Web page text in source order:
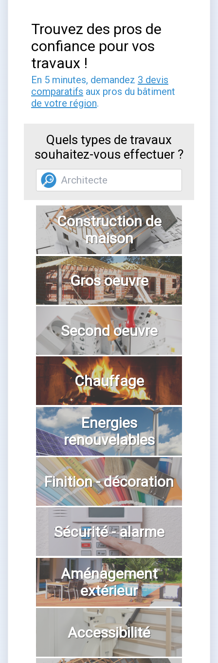
Trouvez des pros de
confiance pour vos
travaux !
En 5 minutes, demandez 3 devis
comparatifs aux pros du bâtiment
de votre région.
Quels types de travaux
souhaitez-vous effectuer ?
Construction de
maison
Gros oeuvre
Second oeuvre
Chauffage
Energies
renouvelables
Finition - décoration
Sécurité - alarme
Aménagement
extérieur
Accessibilité